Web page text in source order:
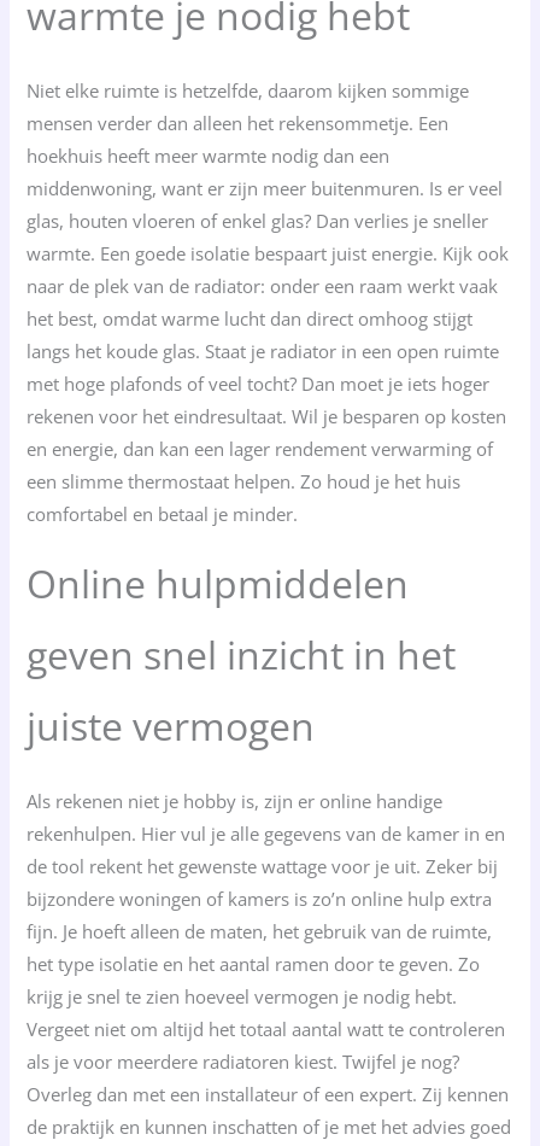
warmte je nodig hebt
Niet elke ruimte is hetzelfde, daarom kijken sommige
mensen verder dan alleen het rekensommetje. Een
hoekhuis heeft meer warmte nodig dan een
middenwoning, want er zijn meer buitenmuren. Is er veel
glas, houten vloeren of enkel glas? Dan verlies je sneller
warmte. Een goede isolatie bespaart juist energie. Kijk ook
naar de plek van de radiator: onder een raam werkt vaak
het best, omdat warme lucht dan direct omhoog stijgt
langs het koude glas. Staat je radiator in een open ruimte
met hoge plafonds of veel tocht? Dan moet je iets hoger
rekenen voor het eindresultaat. Wil je besparen op kosten
en energie, dan kan een lager rendement verwarming of
een slimme thermostaat helpen. Zo houd je het huis
comfortabel en betaal je minder.
Online hulpmiddelen
geven snel inzicht in het
juiste vermogen
Als rekenen niet je hobby is, zijn er online handige
rekenhulpen. Hier vul je alle gegevens van de kamer in en
de tool rekent het gewenste wattage voor je uit. Zeker bij
bijzondere woningen of kamers is zo’n online hulp extra
fijn. Je hoeft alleen de maten, het gebruik van de ruimte,
het type isolatie en het aantal ramen door te geven. Zo
krijg je snel te zien hoeveel vermogen je nodig hebt.
Vergeet niet om altijd het totaal aantal watt te controleren
als je voor meerdere radiatoren kiest. Twijfel je nog?
Overleg dan met een installateur of een expert. Zij kennen
de praktijk en kunnen inschatten of je met het advies goed